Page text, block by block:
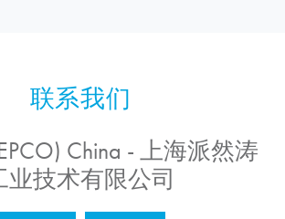
China - 上海派然涛
业技术有限公司